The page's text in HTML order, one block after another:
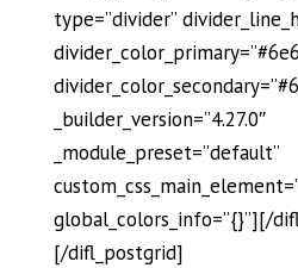
type=”divider”
_builder_version=”4.27.0″
_module_preset=”default”
global_colors_info=”{}”][/
[/difl_postgrid]